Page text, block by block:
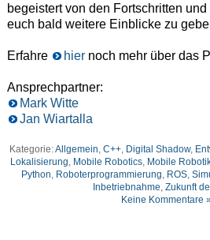
begeistert von den Fortschritten
euch bald weitere Einblicke zu
Erfahre hiernoch mehr über das
Ansprechpartner:
Mark Witte
Jan Wiartalla
Kategorie:Allgemein, C++, Digital Shadow,
Lokalisierung, Mobile Robotics, Mobile
Python, Roboterprogrammierung, ROS,
Inbetriebnahme,Zukunft
Keine Kommentare